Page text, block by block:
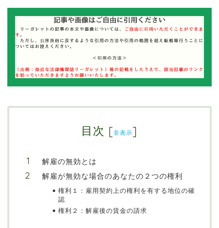
目次 [非表示]
解雇の無効とは
解雇が無効な場合のあなたの２つの権利
権利１：雇用契約上の権利を有する地位の確
認
権利２：解雇後の賃金の請求